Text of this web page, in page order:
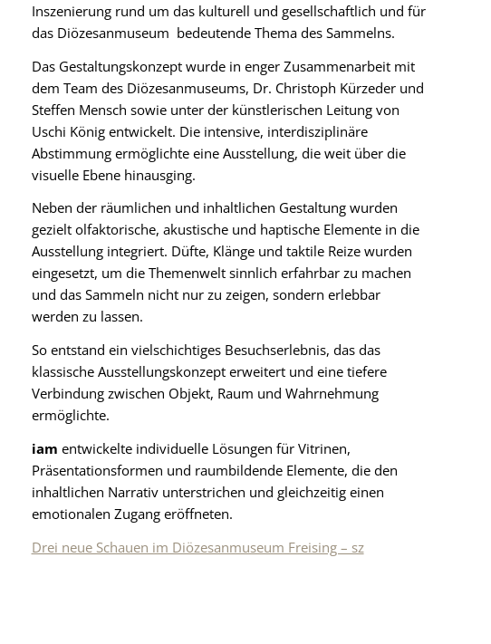
Inszenierung rund um das kulturell und gesellschaftlich und für
das Diözesanmuseum bedeutende Thema des Sammelns.
Das Gestaltungskonzept wurde in enger Zusammenarbeit mit
dem Team des Diözesanmuseums, Dr. Christoph Kürzeder und
Steffen Mensch sowie unter der künstlerischen Leitung von
Uschi König entwickelt. Die intensive, interdisziplinäre
Abstimmung ermöglichte eine Ausstellung, die weit über die
visuelle Ebene hinausging.
Neben der räumlichen und inhaltlichen Gestaltung wurden
gezielt olfaktorische, akustische und haptische Elemente in die
Ausstellung integriert. Düfte, Klänge und taktile Reize wurden
eingesetzt, um die Themenwelt sinnlich erfahrbar zu machen
und das Sammeln nicht nur zu zeigen, sondern erlebbar
werden zu lassen.
So entstand ein vielschichtiges Besuchserlebnis, das das
klassische Ausstellungskonzept erweitert und eine tiefere
Verbindung zwischen Objekt, Raum und Wahrnehmung
ermöglichte.
iam entwickelte individuelle Lösungen für Vitrinen,
Präsentationsformen und raumbildende Elemente, die den
inhaltlichen Narrativ unterstrichen und gleichzeitig einen
emotionalen Zugang eröffneten.
Drei neue Schauen im Diözesanmuseum Freising – sz